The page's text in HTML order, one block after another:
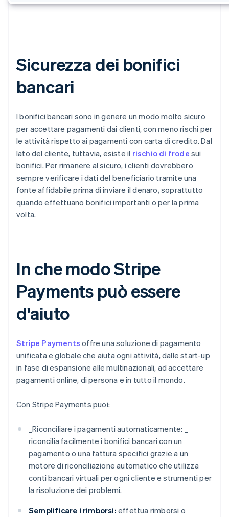
Sicurezza dei bonifici
bancari
I bonifici bancari sono in genere un modo molto sicuro
per accettare pagamenti dai clienti, con meno rischi per
le attività rispetto ai pagamenti con carta di credito. Dal
lato del cliente, tuttavia, esiste il rischio di frode sui
bonifici. Per rimanere al sicuro, i clienti dovrebbero
sempre verificare i dati del beneficiario tramite una
fonte affidabile prima di inviare il denaro, soprattutto
quando effettuano bonifici importanti o per la prima
volta.
In che modo Stripe
Payments può essere
d'aiuto
Stripe Payments offre una soluzione di pagamento
unificata e globale che aiuta ogni attività, dalle start-up
in fase di espansione alle multinazionali, ad accettare
pagamenti online, di persona e in tutto il mondo.
Con Stripe Payments puoi:
_Riconciliare i pagamenti automaticamente: _
riconcilia facilmente i bonifici bancari con un
pagamento o una fattura specifici grazie a un
motore di riconciliazione automatico che utilizza
conti bancari virtuali per ogni cliente e strumenti per
la risoluzione dei problemi.
Semplificare i rimborsi: effettua rimborsi o